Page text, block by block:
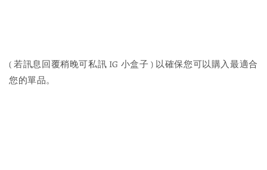
( 若訊息回覆稍晚可私訊 IG 小盒子 ) 以確保您可以購入最適合
您的單品。